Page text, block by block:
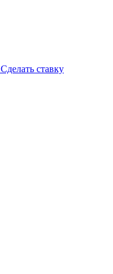
Сделать ставку